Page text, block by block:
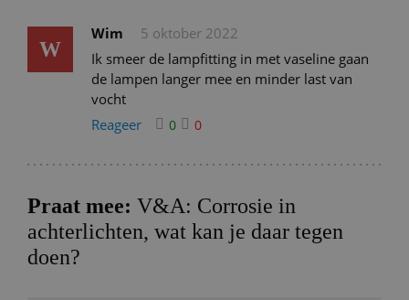
W
Wim
5 oktober 2022
Ik smeer de lampfitting in met vaseline gaan
de lampen langer mee en minder last van
vocht
Reageer
0 0
Praat mee: V&A: Corrosie in
achterlichten, wat kan je daar tegen
doen?